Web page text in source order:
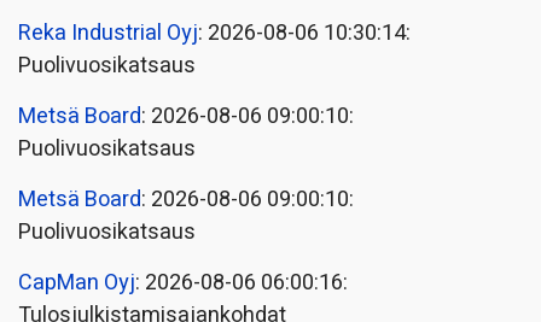
Reka Industrial Oyj: 2026-08-06 10:30:14:
Puolivuosikatsaus
Metsä Board: 2026-08-06 09:00:10:
Puolivuosikatsaus
Metsä Board: 2026-08-06 09:00:10:
Puolivuosikatsaus
CapMan Oyj: 2026-08-06 06:00:16:
Tulosjulkistamisajankohdat